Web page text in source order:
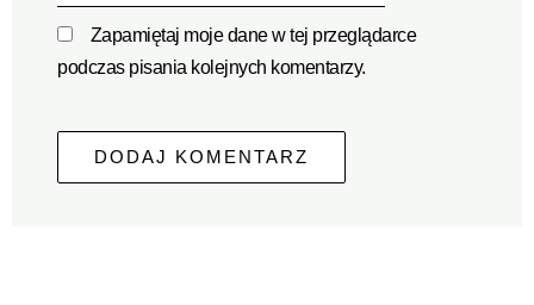
Zapamiętaj moje dane w tej przeglądarce
podczas pisania kolejnych komentarzy.